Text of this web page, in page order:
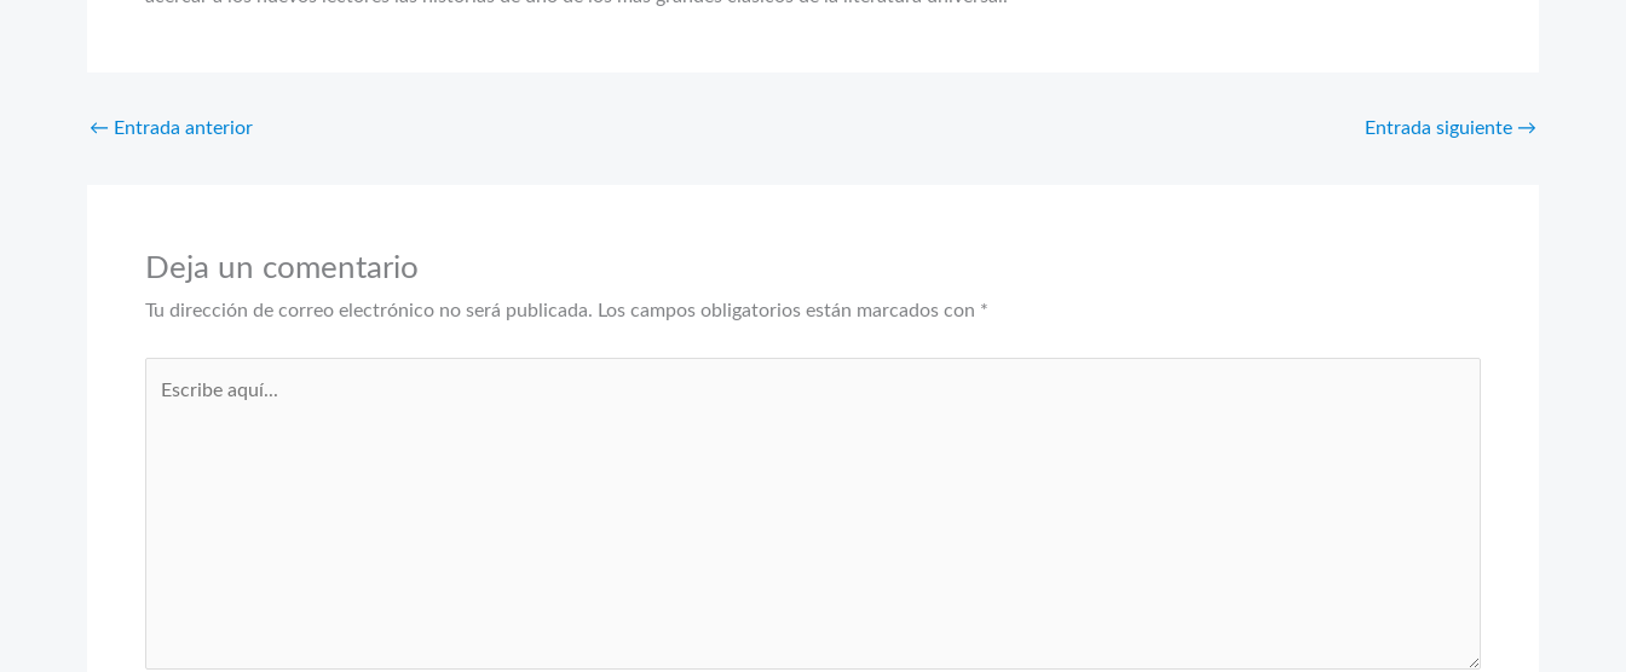
← Entrada anterior Entrada siguiente →
Deja un comentario
Tu dirección de correo electrónico no será publicada. Los campos obligatorios están marcados con *